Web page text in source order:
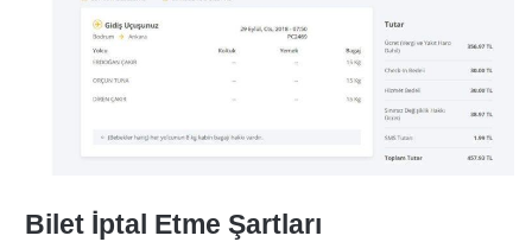
Bilet İptal Etme Şartları